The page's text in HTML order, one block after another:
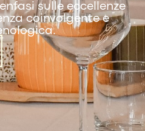
sulle eccellenze
coinvolgente e